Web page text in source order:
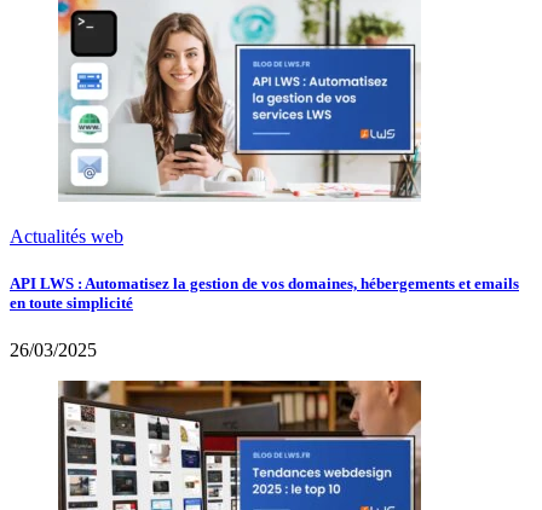
Actualités web
API LWS : Automatisez la gestion de vos domaines, hébergements et emails
en toute simplicité
26/03/2025